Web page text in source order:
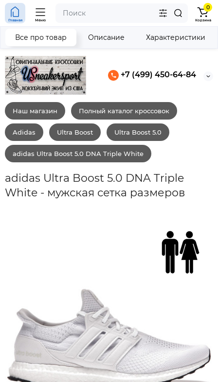
+7 (499) 450-64-84
Главная Меню
0
Корзина
Наш магазин Полный каталог кроссовок
Adidas Ultra Boost Ultra Boost 5.0
adidas Ultra Boost 5.0 DNA Triple White
adidas Ultra Boost 5.0 DNA Triple
White - мужская сетка размеров
Все про товар Описание Характеристики